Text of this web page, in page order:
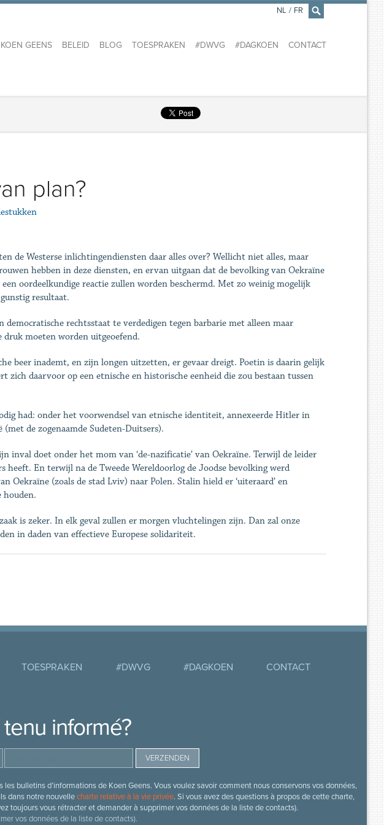
×
GEENS BELEID BLOG TOESPRAKEN #DWVG #DAGKOEN CONTACT
NL / FR
plan?
de Westerse inlichtingendiensten daar alles over? Wellicht niet alles, maar
hebben in deze diensten, en ervan uitgaan dat de bevolking van Oekraïne
oordeelkundige reactie zullen worden beschermd. Met zo weinig mogelijk
resultaat.
rechtsstaat te verdedigen tegen barbarie met alleen maar
moeten worden uitgeoefend.
beer inademt, en zijn longen uitzetten, er gevaar dreigt. Poetin is daarin gelijk
zich daarvoor op een etnische en historische eenheid die zou bestaan tussen
had: onder het voorwendsel van etnische identiteit, annexeerde Hitler in
(met de zogenaamde Sudeten-Duitsers).
inval doet onder het mom van ‘de-nazificatie’ van Oekraïne. Terwijl de leider
heeft. En terwijl na de Tweede Wereldoorlog de Joodse bevolking werd
Oekraïne (zoals de stad Lviv) naar Polen. Stalin hield er ‘uiteraard’ en
houden.
is zeker. In elk geval zullen er morgen vluchtelingen zijn. Dan zal onze
in daden van effectieve Europese solidariteit.
TOESPRAKEN #DWVG #DAGKOEN CONTACT
informé?
bulletins d’informations de Koen Geens. Vous voulez savoir comment nous conservons vos données,
dans notre nouvellecharte relative à la vie privée. Si vous avez des questions à propos de cette charte,
toujours vous rétracter et demander à supprimer vos données de la liste de contacts).
vos données de la liste de contacts).